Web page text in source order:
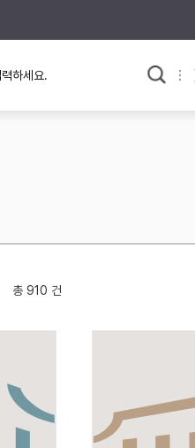
사료와 문학으로 본
조선 후기
용안내
사용 예
총 910 건